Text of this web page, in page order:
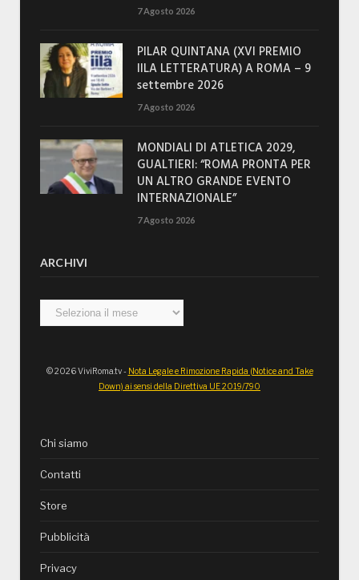
7 Agosto 2026
PILAR QUINTANA (XVI PREMIO
IILA LETTERATURA) A ROMA – 9
settembre 2026
7 Agosto 2026
MONDIALI DI ATLETICA 2029,
GUALTIERI: “ROMA PRONTA PER
UN ALTRO GRANDE EVENTO
INTERNAZIONALE”
7 Agosto 2026
ARCHIVI
Archivi
© 2026 ViviRoma.tv - Nota Legale e Rimozione Rapida (Notice and Take
Down) ai sensi della Direttiva UE 2019/790
Chi siamo
Contatti
Store
Pubblicità
Privacy